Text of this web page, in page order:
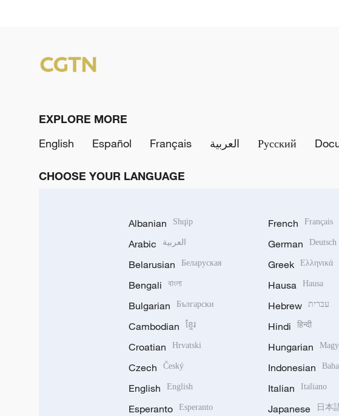
EXPLORE MORE
English
Español Français العربية Русский
CHOOSE YOUR LANGUAGE
Albanian Shqip
Arabic العربية
Belarusian Беларуская
Bengali বাংলা
Bulgarian Български
Cambodian ខ្មែរ
Croatian Hrvatski
Czech Český
English English
Esperanto Esperanto
French Français
German Deutsch
Greek Ελληνικά
Hausa Hausa
Hebrew עברית
Hindi हिन्दी
Hungarian
Indonesian
Italian Italiano
Japanese 日本